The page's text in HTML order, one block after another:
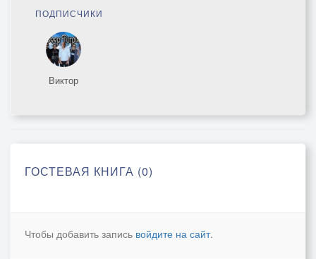
ПОДПИСЧИКИ
Виктор
ГОСТЕВАЯ КНИГА (0)
Чтобы добавить запись войдите на сайт.